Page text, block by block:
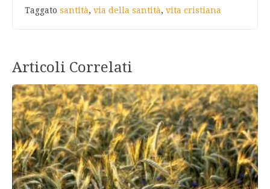
Taggato santità, via della santità, vita cristiana
Articoli Correlati